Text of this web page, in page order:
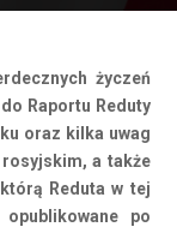
życzeń
Raportu Reduty
oraz kilka uwag
a także
Reduta w tej
po